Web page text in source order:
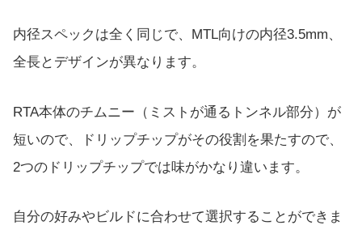
内径スペックは全く同じで、MTL向けの内径3.5mm、
全長とデザインが異なります。
RTA本体のチムニー（ミストが通るトンネル部分）が
短いので、ドリップチップがその役割を果たすので、
2つのドリップチップでは味がかなり違います。
自分の好みやビルドに合わせて選択することができま